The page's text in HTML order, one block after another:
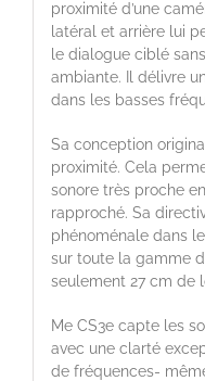
proximité d’une
latéral et arrière lui
le dialogue ciblé
ambiante. Il délivre
dans les basses
Sa conception
proximité. Cela
sonore très proche
rapproché. Sa
phénoménale dans
sur toute la gamme
seulement 27 cm de
Me CS3e capte les
avec une clarté
de fréquences-